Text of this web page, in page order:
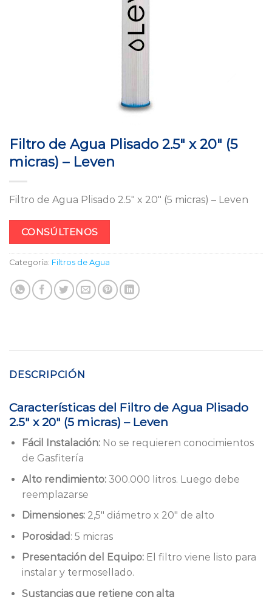
Filtro de Agua Plisado 2.5″ x 20″ (5
micras) – Leven
Filtro de Agua Plisado 2.5″ x 20″ (5 micras) – Leven
CONSÚLTENOS
Categoría: Filtros de Agua
DESCRIPCIÓN
Características del Filtro de Agua Plisado
2.5″ x 20″ (5 micras) – Leven
Fácil Instalación:No se requieren conocimientos
de Gasfitería
Alto rendimiento:300.000 litros. Luego debe
reemplazarse
Dimensiones:2,5″ diámetro x 20″ de alto
Porosidad : 5 micras
Presentación del Equipo:El filtro viene listo para
instalar y termosellado.
Sustancias que retiene con alta